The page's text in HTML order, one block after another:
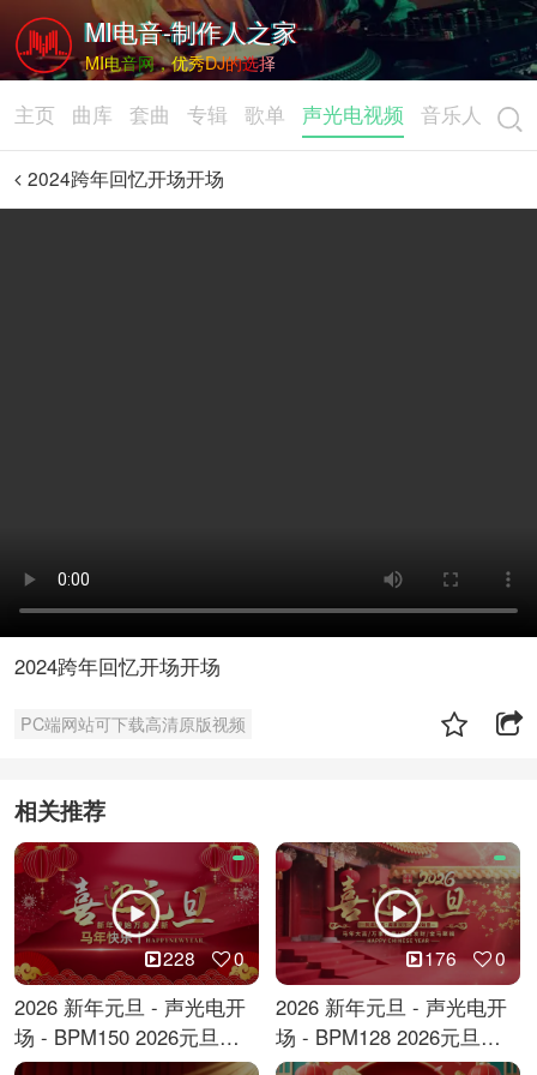
MI电音-制作人之家
MI电音网，优秀DJ的选择
主页 曲库 套曲 专辑 歌单 声光电视频 音乐人
2024跨年回忆开场开场
2024跨年回忆开场开场
PC端网站可下载高清原版视频
相关推荐
228 0
2026 新年元旦 - 声光电开
场 - BPM150 2026元旦跨
年倒计时
176 0
2026 新年元旦 - 声光电开
场 - BPM128 2026元旦马
年